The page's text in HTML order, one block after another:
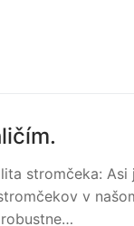
stromčeka: Asi
v